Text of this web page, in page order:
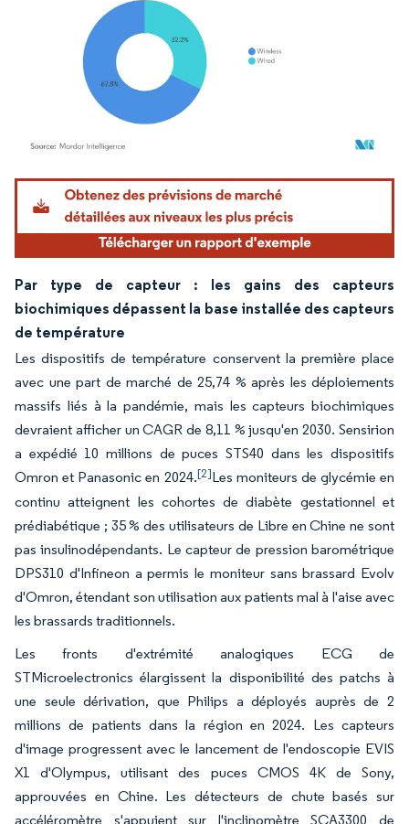
Image © Mordor Intelligence. La réutilisation nécessite une attribution sous CC BY
Par type de capteur : les gains des capteurs
biochimiques dépassent la base installée des capteurs
de température
Les dispositifs de température conservent la première place
avec une part de marché de 25,74 % après les déploiements
massifs liés à la pandémie, mais les capteurs biochimiques
devraient afficher un CAGR de 8,11 % jusqu'en 2030. Sensirion
a expédié 10 millions de puces STS40 dans les dispositifs
Omron et Panasonic en 2024.[2]Les moniteurs de glycémie en
continu atteignent les cohortes de diabète gestationnel et
prédiabétique ; 35 % des utilisateurs de Libre en Chine ne sont
pas insulinodépendants. Le capteur de pression barométrique
DPS310 d'Infineon a permis le moniteur sans brassard Evolv
d'Omron, étendant son utilisation aux patients mal à l'aise avec
les brassards traditionnels.
Les fronts d'extrémité analogiques ECG de
STMicroelectronics élargissent la disponibilité des patchs à
une seule dérivation, que Philips a déployés auprès de 2
millions de patients dans la région en 2024. Les capteurs
d'image progressent avec le lancement de l'endoscopie EVIS
X1 d'Olympus, utilisant des puces CMOS 4K de Sony,
approuvées en Chine. Les détecteurs de chute basés sur
accéléromètre s'appuient sur l'inclinomètre SCA3300 de